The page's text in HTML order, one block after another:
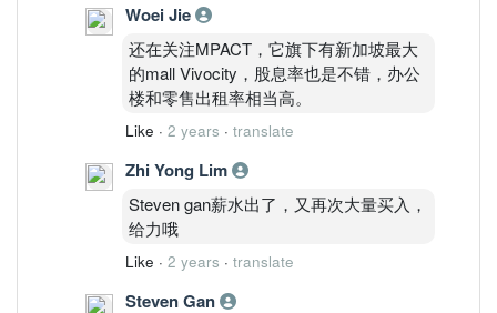
Woei Jie
还在关注MPACT，它旗下有新加坡最大
的mall Vivocity，股息率也是不错，办公
楼和零售出租率相当高。
Like · 2 years · translate
Zhi Yong Lim
Steven gan薪水出了，又再次大量买入，
给力哦
Like · 2 years · translate
Steven Gan